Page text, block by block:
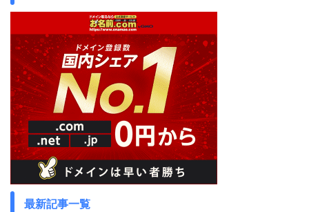
最新記事一覧